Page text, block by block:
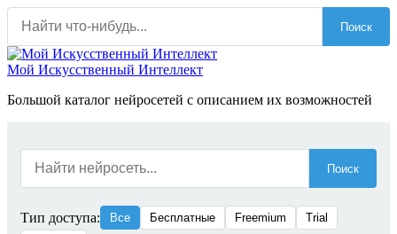
Перейти
содержанию
Поиск
Мой Искусственный Интеллект
Большой каталог нейросетей с описанием их возможностей
Поиск
Тип доступа: Все Бесплатные Freemium
Trial